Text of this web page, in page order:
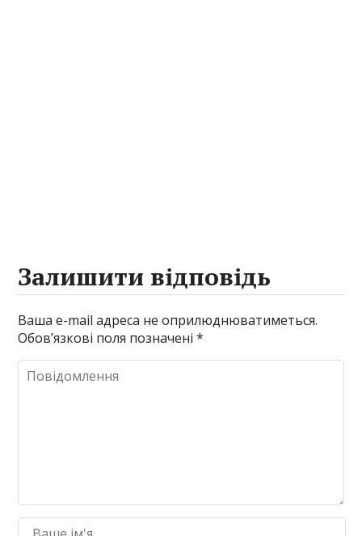
Залишити відповідь
Ваша e-mail адреса не оприлюднюватиметься.
Обов’язкові поля позначені*